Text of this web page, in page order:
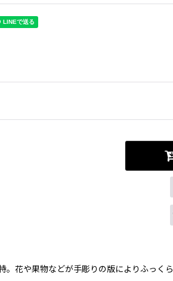
花や果物などが手彫りの版によりふっく